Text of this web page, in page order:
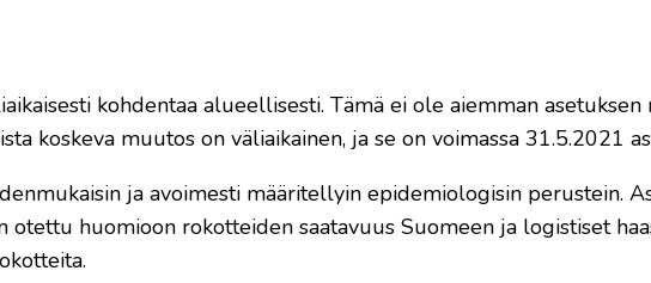
kohdentaa alueellisesti. Tämä ei ole aiemman asetuksen
koskeva muutos on väliaikainen, ja se on voimassa 31.5.2021
ja avoimesti määritellyin epidemiologisin perustein.
otettu huomioon rokotteiden saatavuus Suomeen ja logistiset